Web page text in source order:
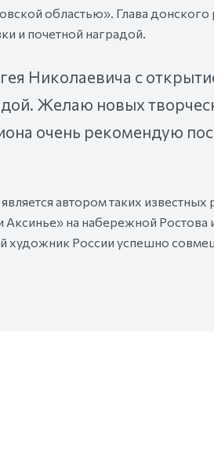
областью». Глава
и почетной наградой.
Николаевича с
Желаю новых
очень рекомендую
автором таких
Аксинье» на набережной
России успешно